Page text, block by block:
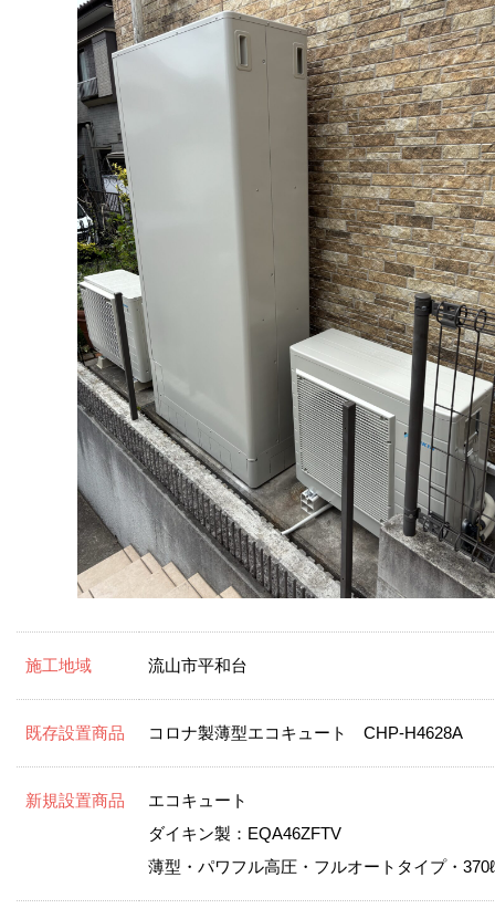
施工地域 流山市平和台
既存設置商品 コロナ製薄型エコキュート CHP-H4628A
新規設置商品
エコキュート
ダイキン製：EQA46ZFTV
薄型・パワフル高圧・フルオートタイプ・370ℓ